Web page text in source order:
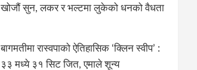
खोजौं सुन, लकर र भल्टमा लुकेको धनको वैधता
बागमतीमा रास्वपाको ऐतिहासिक ‘क्लिन स्वीप’ :
३३ मध्ये ३१ सिट जित, एमाले शून्य